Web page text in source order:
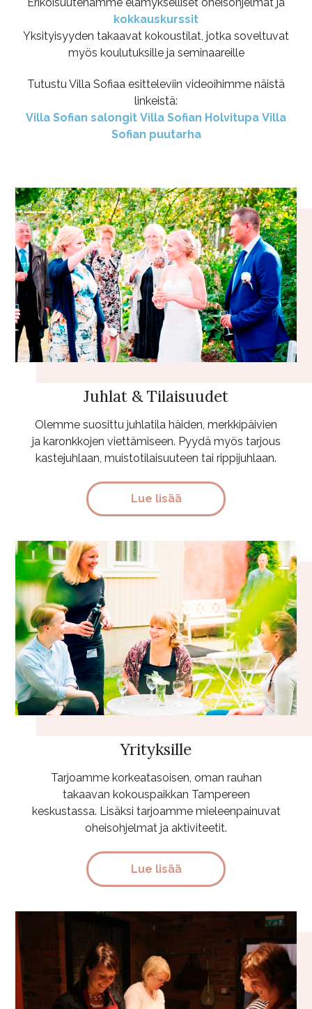
kokkauskurssit
Yksityisyyden takaavat kokoustilat, jotka soveltuvat
myös koulutuksille ja seminaareille
Tutustu Villa Sofiaa esitteleviin videoihimme näistä
linkeistä:
Villa Sofian salongit Villa Sofian Holvitupa Villa
Sofian puutarha
Juhlat & Tilaisuudet
Olemme suosittu juhlatila häiden, merkkipäivien
ja karonkkojen viettämiseen. Pyydä myös tarjous
kastejuhlaan, muistotilaisuuteen tai rippijuhlaan.
Lue lisää
Yrityksille
Tarjoamme korkeatasoisen, oman rauhan
takaavan kokouspaikkan Tampereen
keskustassa. Lisäksi tarjoamme mieleenpainuvat
oheisohjelmat ja aktiviteetit.
Lue lisää